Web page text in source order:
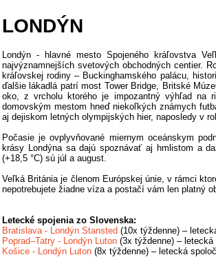
LONDÝN
Londýn - hlavné mesto Spojeného kráľovstva
najvýznamnejších svetových obchodných centier.
kráľovskej rodiny – Buckinghamského palácu,
ďalšie lákadlá patrí most Tower Bridge, Britské
oko, z vrcholu ktorého je impozantný výhľad na
domovským mestom hneď niekoľkých známych
aj dejiskom letných olympijských hier, naposledy v
Počasie je ovplyvňované miernym oceánskym
krásy Londýna sa dajú spoznávať aj hmlistom a
(+18,5 °C) sú júl a august.
Veľká Británia je členom Európskej únie, v rámci
nepotrebujete žiadne víza a postačí vám len platný
Letecké spojenia zo Slovenska:
Bratislava - Londýn Stansted (10x týždenne) –
Poprad–Tatry - Londýn Luton (3x týždenne) –
Košice - Londýn Luton (8x týždenne) – letecká